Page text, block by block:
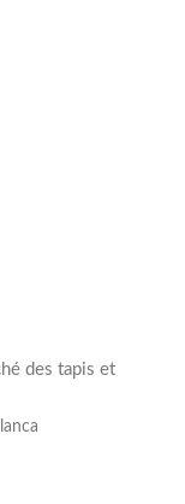
des tapis et